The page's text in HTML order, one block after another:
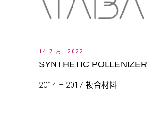
14 7 月, 2022
SYNTHETIC POLLENIZER
2014 – 2017 複合材料